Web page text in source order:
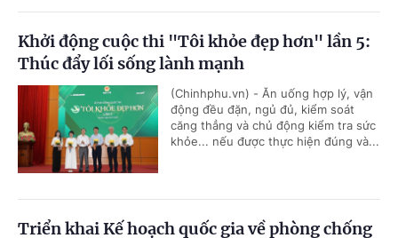
Khởi động cuộc thi "Tôi khỏe đẹp hơn" lần 5:
Thúc đẩy lối sống lành mạnh
(Chinhphu.vn) - Ăn uống hợp lý, vận
động đều đặn, ngủ đủ, kiểm soát
căng thẳng và chủ động kiểm tra sức
khỏe... nếu được thực hiện đúng và...
Triển khai Kế hoạch quốc gia về phòng chống